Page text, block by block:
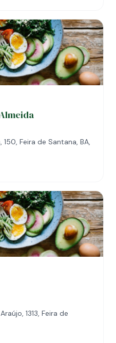
Feira de Santana, BA,
1313, Feira de